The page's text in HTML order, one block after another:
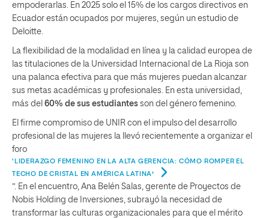
empoderarlas. En 2025 solo el 15% de los cargos directivos en
Ecuador están ocupados por mujeres, según un estudio de
Deloitte.
La flexibilidad de la modalidad en línea y la calidad europea de
las titulaciones de la Universidad Internacional de La Rioja son
una palanca efectiva para que más mujeres puedan alcanzar
sus metas académicas y profesionales. En esta universidad,
más del 60% de sus estudiantes son del género femenino.
El firme compromiso de UNIR con el impulso del desarrollo
profesional de las mujeres la llevó recientemente a organizar el
foro
‘LIDERAZGO FEMENINO EN LA ALTA GERENCIA: CÓMO ROMPER EL
TECHO DE CRISTAL EN AMÉRICA LATINA’
”. En el encuentro, Ana Belén Salas, gerente de Proyectos de
Nobis Holding de Inversiones, subrayó la necesidad de
transformar las culturas organizacionales para que el mérito